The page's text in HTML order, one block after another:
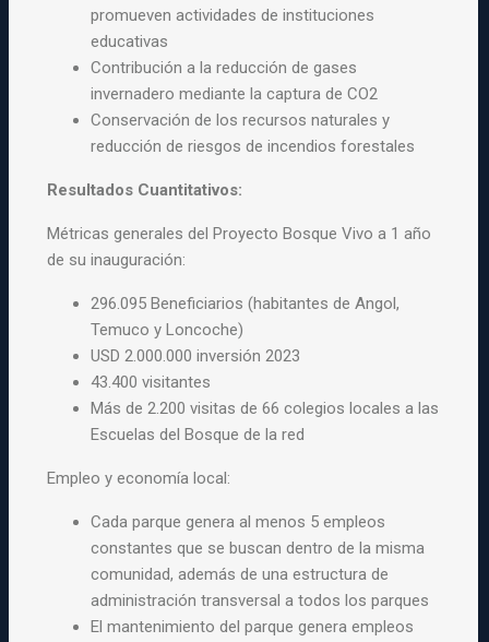
promueven actividades de instituciones
educativas
Contribución a la reducción de gases
invernadero mediante la captura de CO2
Conservación de los recursos naturales y
reducción de riesgos de incendios forestales
Resultados Cuantitativos:
Métricas generales del Proyecto Bosque Vivo a 1 año
de su inauguración:
296.095 Beneficiarios (habitantes de Angol,
Temuco y Loncoche)
USD 2.000.000 inversión 2023
43.400 visitantes
Más de 2.200 visitas de 66 colegios locales a las
Escuelas del Bosque de la red
Empleo y economía local:
Cada parque genera al menos 5 empleos
constantes que se buscan dentro de la misma
comunidad, además de una estructura de
administración transversal a todos los parques
El mantenimiento del parque genera empleos